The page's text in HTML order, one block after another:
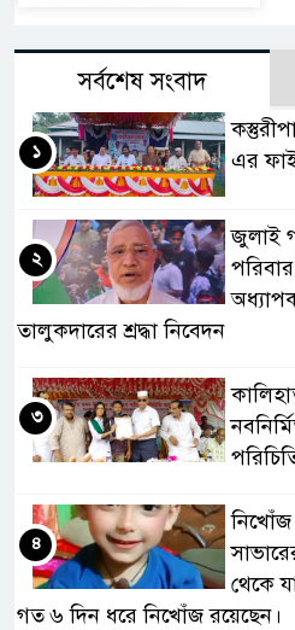
সর্বশেষ সংবাদ
এর
১
জুলাই
তালুকদারের শ্রদ্ধা নিবেদন
২
৩
নিখোঁজ
থেকে
গত ৬ দিন ধরে নিখোঁজ রয়েছেন।
৪